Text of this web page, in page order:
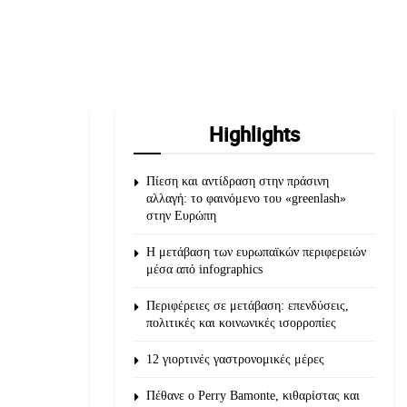
Highlights
Πίεση και αντίδραση στην πράσινη
αλλαγή: το φαινόμενο του «greenlash»
στην Ευρώπη
Η μετάβαση των ευρωπαϊκών περιφερειών
μέσα από infographics
Περιφέρειες σε μετάβαση: επενδύσεις,
πολιτικές και κοινωνικές ισορροπίες
12 γιορτινές γαστρονομικές μέρες
Πέθανε ο Perry Bamonte, κιθαρίστας και